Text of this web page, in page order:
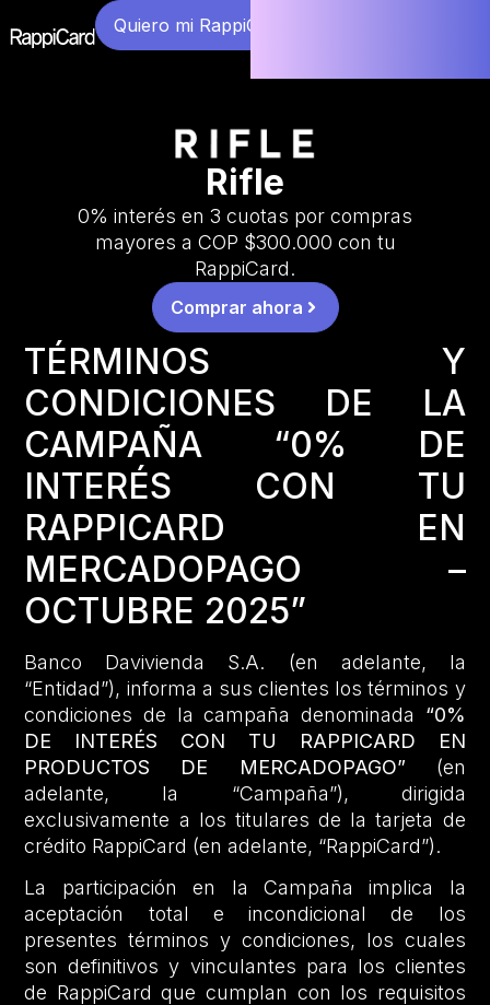
Quiero mi RappiCard
Rifle
0% interés en 3 cuotas por compras
mayores a COP $300.000 con tu
RappiCard.
Comprar ahora
TÉRMINOS Y
CONDICIONES DE LA
CAMPAÑA “0% DE
INTERÉS CON TU
RAPPICARD EN
MERCADOPAGO –
OCTUBRE 2025”
Banco Davivienda S.A. (en adelante, la
“Entidad”), informa a sus clientes los términos y
condiciones de la campaña denominada “0%
DE INTERÉS CON TU RAPPICARD EN
PRODUCTOS DE MERCADOPAGO” (en
adelante, la “Campaña”), dirigida
exclusivamente a los titulares de la tarjeta de
crédito RappiCard (en adelante, “RappiCard”).
La participación en la Campaña implica la
aceptación total e incondicional de los
presentes términos y condiciones, los cuales
son definitivos y vinculantes para los clientes
de RappiCard que cumplan con los requisitos